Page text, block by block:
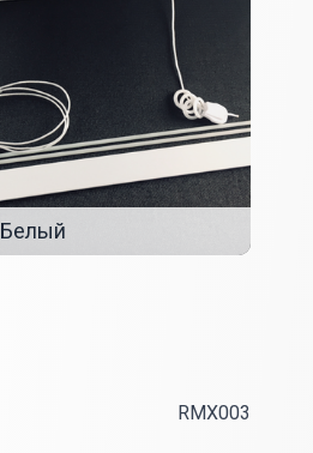
Белый
RMX003